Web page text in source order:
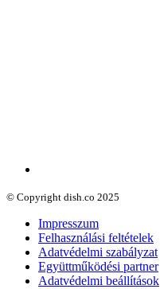
© Copyright dish.co 2025
Impresszum
Felhasználási feltételek
Adatvédelmi szabályzat
Együttműködési partner
Adatvédelmi beállítások